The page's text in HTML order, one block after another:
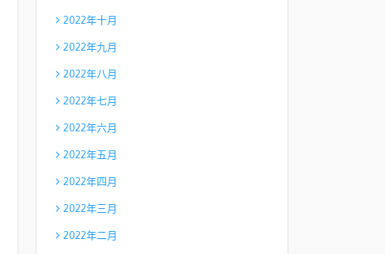
2022年十月
2022年九月
2022年八月
2022年七月
2022年六月
2022年五月
2022年四月
2022年三月
2022年二月